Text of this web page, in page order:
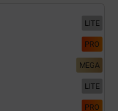
LITE
PRO
MEGA
LITE
PRO